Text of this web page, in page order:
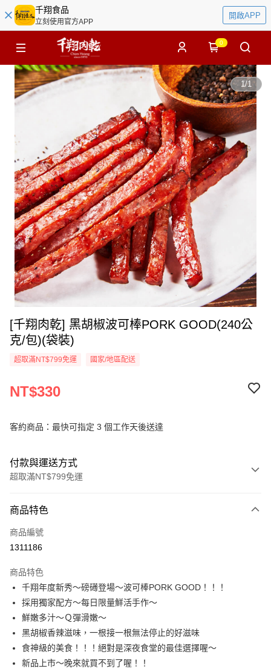
千翔食品
立刻使用官方APP
開啟APP
0
1/1
[千翔肉乾] 黑胡椒波可棒PORK GOOD(240公
克/包)(袋裝)
超取滿NT$799免運 國家/地區配送
NT$330
客約商品：最快可指定 3 個工作天後送達
付款與運送方式
超取滿NT$799免運
信用卡一次付款
超商取貨付款
Google Pay
ATM付款
運送方式
商品特色
商品編號
1311186
商品特色
千翔年度新秀～磅礡登場～波可棒PORK GOOD！！！
採用獨家配方～每日限量鮮活手作～
鮮嫩多汁～Ｑ彈滑嫩～
黑胡椒香辣滋味，一根接一根無法停止的好滋味
食神級的美食！！！絕對是深夜食堂的最佳選擇喔～
新品上市～晚來就買不到了喔！！